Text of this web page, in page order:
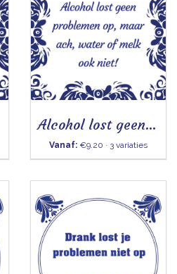
Alcohol lost geen problemen op
Vanaf: €9.20 · 3 variaties